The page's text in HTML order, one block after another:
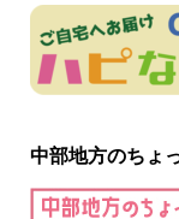
中部地方のちょ